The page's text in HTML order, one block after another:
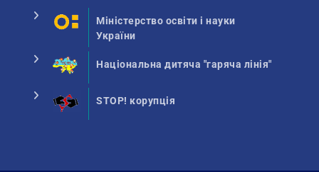
Міністерство освіти і науки
України
Національна дитяча "гаряча лінія"
STOP! корупція